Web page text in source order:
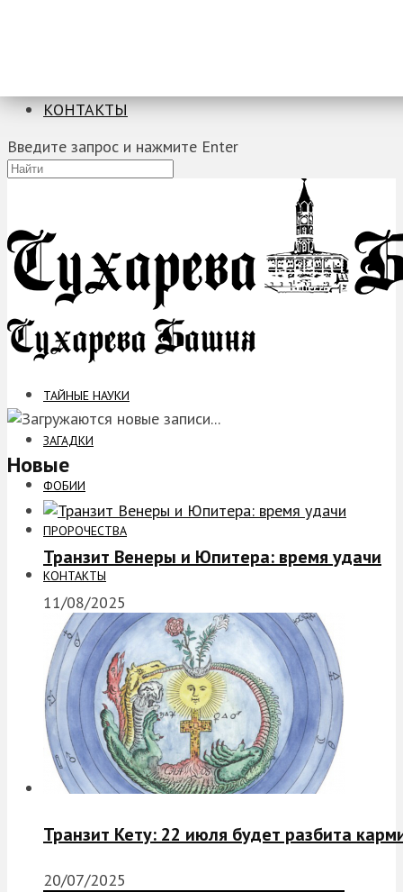
КОНТАКТЫ
Введите запрос и нажмите Enter
ТАЙНЫЕ НАУКИ
ЗАГАДКИ
ФОБИИ
ПРОРОЧЕСТВА
КОНТАКТЫ
Новые
Транзит Венеры и Юпитера: время удачи
11/08/2025
Транзит Кету: 22 июля будет разбита
20/07/2025